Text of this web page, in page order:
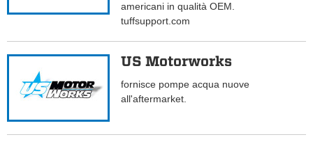
americani in qualità OEM.
tuffsupport.com
US Motorworks
fornisce pompe acqua nuove
all'aftermarket.